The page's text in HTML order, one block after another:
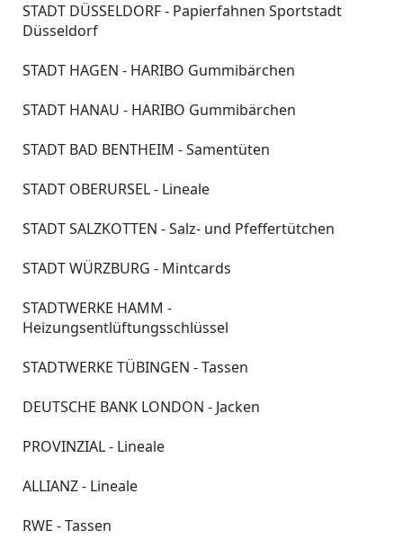
STADT DÜSSELDORF - Papierfahnen Sportstadt
Düsseldorf
STADT HAGEN - HARIBO Gummibärchen
STADT HANAU - HARIBO Gummibärchen
STADT BAD BENTHEIM - Samentüten
STADT OBERURSEL - Lineale
STADT SALZKOTTEN - Salz- und Pfeffertütchen
STADT WÜRZBURG - Mintcards
STADTWERKE HAMM -
Heizungsentlüftungsschlüssel
STADTWERKE TÜBINGEN - Tassen
DEUTSCHE BANK LONDON - Jacken
PROVINZIAL - Lineale
ALLIANZ - Lineale
RWE - Tassen